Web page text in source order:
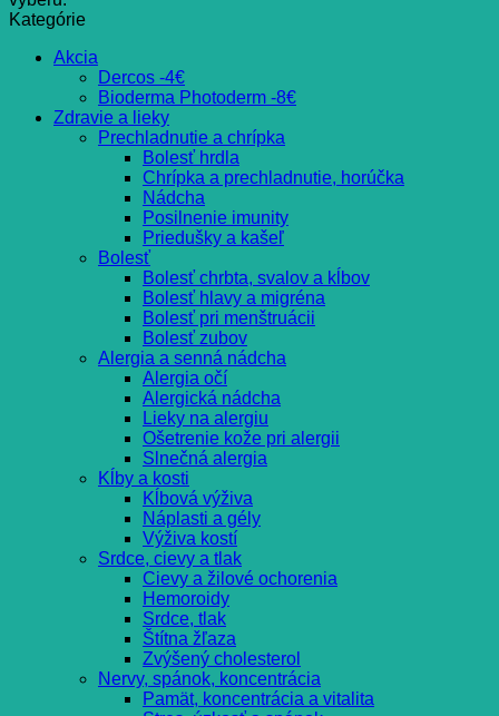
Kategórie
Akcia
Dercos -4€
Bioderma Photoderm -8€
Zdravie a lieky
Prechladnutie a chrípka
Bolesť hrdla
Chrípka a prechladnutie, horúčka
Nádcha
Posilnenie imunity
Priedušky a kašeľ
Bolesť
Bolesť chrbta, svalov a kĺbov
Bolesť hlavy a migréna
Bolesť pri menštruácii
Bolesť zubov
Alergia a senná nádcha
Alergia očí
Alergická nádcha
Lieky na alergiu
Ošetrenie kože pri alergii
Slnečná alergia
Kĺby a kosti
Kĺbová výživa
Náplasti a gély
Výživa kostí
Srdce, cievy a tlak
Cievy a žilové ochorenia
Hemoroidy
Srdce, tlak
Štítna žľaza
Zvýšený cholesterol
Nervy, spánok, koncentrácia
Pamät, koncentrácia a vitalita